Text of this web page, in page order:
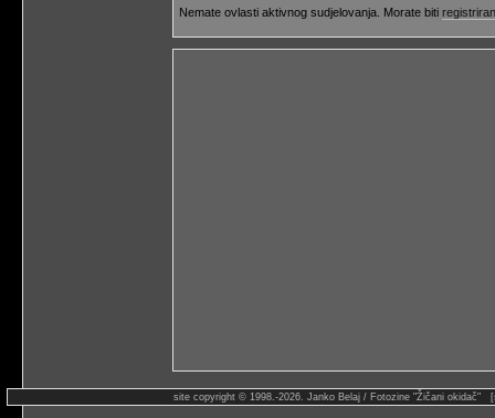
Nemate ovlasti aktivnog sudjelovanja. Morate biti
site copyright © 1998.-2026. Janko Belaj / Fotozine "Žičani okidač"